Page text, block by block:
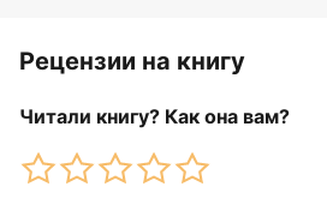
Рецензии на книгу
Читали книгу? Как она вам?